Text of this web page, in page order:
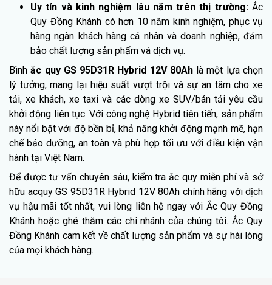
Uy tín và kinh nghiệm lâu năm trên thị trường:Ắc
Quy Đồng Khánh có hơn 10 năm kinh nghiệm, phục vụ
hàng ngàn khách hàng cá nhân và doanh nghiệp, đảm
bảo chất lượng sản phẩm và dịch vụ.
Bìnhắc quy GS 95D31R Hybrid 12V 80Ahlà một lựa chọn
lý tưởng, mang lại hiệu suất vượt trội và sự an tâm cho xe
tải, xe khách, xe taxi và các dòng xe SUV/bán tải yêu cầu
khởi động liên tục. Với công nghệ Hybrid tiên tiến, sản phẩm
này nổi bật với độ bền bỉ, khả năng khởi động mạnh mẽ, hạn
chế bảo dưỡng, an toàn và phù hợp tối ưu với điều kiện vận
hành tại Việt Nam.
Để được tư vấn chuyên sâu, kiểm tra ắc quy miễn phí và sở
hữu acquy GS 95D31R Hybrid 12V 80Ah chính hãng với dịch
vụ hậu mãi tốt nhất, vui lòng liên hệ ngay với Ắc Quy Đồng
Khánh hoặc ghé thăm các chi nhánh của chúng tôi. Ắc Quy
Đồng Khánh cam kết về chất lượng sản phẩm và sự hài lòng
của mọi khách hàng.